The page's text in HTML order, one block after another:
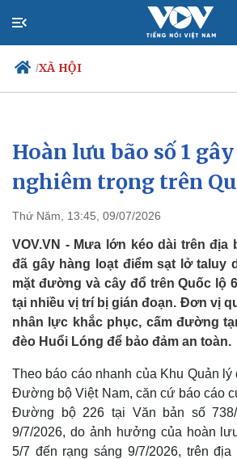
/XÃ HỘI
Chính trị
Đảng
Tổ chức nhân sự
Nhận diện sự thật
Xã hội
Tin 24h
Dự
Việc
Biển
Hoàn lưu bão số 1
nghiêm trọng trên
Thứ Năm, 13:45, 09/07/2026
VOV.VN - Mưa lớn kéo dài trên địa
đã gây hàng loạt điểm sạt lở taluy
mặt đường và cây đổ trên Quốc lộ
tại nhiều vị trí bị gián đoạn. Đơn vị
nhân lực khắc phục, cấm đường
đèo Huổi Lóng để bảo đảm an toàn.
Theo báo cáo nhanh của Khu Quản
Đường bộ Việt Nam, căn cứ báo cáo
Đường bộ 226 tại Văn bản số 738/
9/7/2026, do ảnh hưởng của hoàn
5/7 đến rạng sáng 9/7/2026, trên